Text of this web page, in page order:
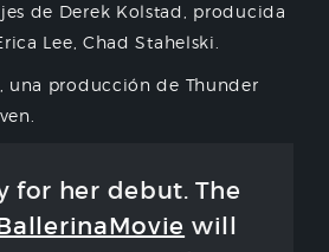
de Derek Kolstad, producida
Lee, Chad Stahelski.
una producción de Thunder
for her debut. The
will